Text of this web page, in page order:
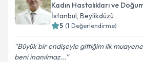
Kadın Hastalıkları ve
İstanbul, Beylikdüzü
5 (1 Değerlendirme)
Büyük bir endişeyle gittiğim ilk muayene
beni inanılmaz...